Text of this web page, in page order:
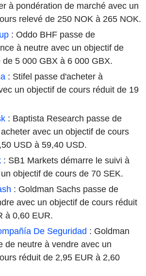
à pondération de marché avec un
relevé de 250 NOK à 265 NOK.
: Oddo BHF passe de
à neutre avec un objectif de
de 5 000 GBX à 6 000 GBX.
: Stifel passe d'acheter à
un objectif de cours réduit de 19
: Baptista Research passe de
avec un objectif de cours
USD à 59,40 USD.
: SB1 Markets démarre le suivi à
objectif de cours de 70 SEK.
: Goldman Sachs passe de
avec un objectif de cours réduit
à 0,60 EUR.
De Seguridad : Goldman
de neutre à vendre avec un
réduit de 2,95 EUR à 2,60